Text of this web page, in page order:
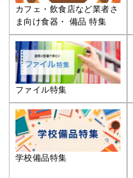
カフェ・飲食店など業者さ
ま向け食器・ 備品 特集
ファイル特集
学校備品特集